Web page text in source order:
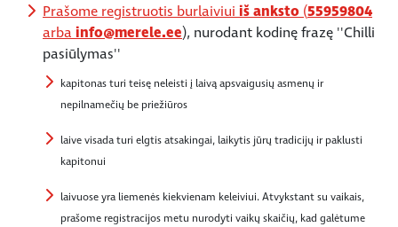
Prašome registruotis burlaiviui iš anksto (55959804
arba info@merele.ee), nurodant kodinę frazę ''Chilli
pasiūlymas''
kapitonas turi teisę neleisti į laivą apsvaigusių asmenų ir
nepilnamečių be priežiūros
laive visada turi elgtis atsakingai, laikytis jūrų tradicijų ir paklusti
kapitonui
laivuose yra liemenės kiekvienam keleiviui. Atvykstant su vaikais,
prašome registracijos metu nurodyti vaikų skaičių, kad galėtume